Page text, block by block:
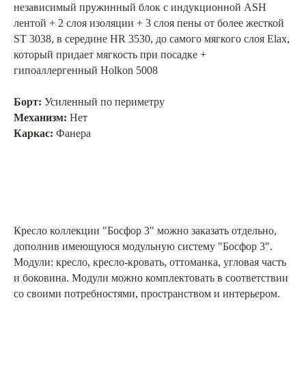
независимый пружинный блок с индукционной ASH
лентой + 2 слоя изоляции + 3 слоя пены от более жесткой
ST 3038, в середине HR 3530, до самого мягкого слоя Elax,
который придает мягкость при посадке +
гипоаллергенный Holkon 5008
Борт: Усиленный по периметру
Механизм: Нет
Каркас: Фанера
Кресло коллекции "Босфор 3" можно заказать отдельно,
дополнив имеющуюся модульную систему "Босфор 3".
Модули: кресло, кресло-кровать, оттоманка, угловая часть
и боковина. Модули можно комплектовать в соответствии
со своими потребностями, пространством и интерьером.